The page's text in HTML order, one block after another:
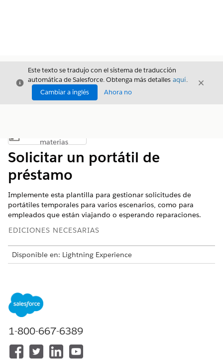
Cerrar
Este texto se tradujo con el sistema de traducción
automática de Salesforce. Obtenga más detalles aquí.
Cambiar a inglés
Ahora no
Cerrar
Mostrar índice de materias
materias
Solicitar un portátil de
préstamo
Implemente esta plantilla para gestionar solicitudes de
portátiles temporales para varios escenarios, como para
empleados que están viajando o esperando reparaciones.
EDICIONES NECESARIAS
Disponible en: Lightning Experience
Esta plantilla crea un registro de solicitud de servicio que
captura detalles de usuario esenciales para una realización
Atributos de admisión
El formulario de admisión para esta plantilla captura estos
1-800-667-6389